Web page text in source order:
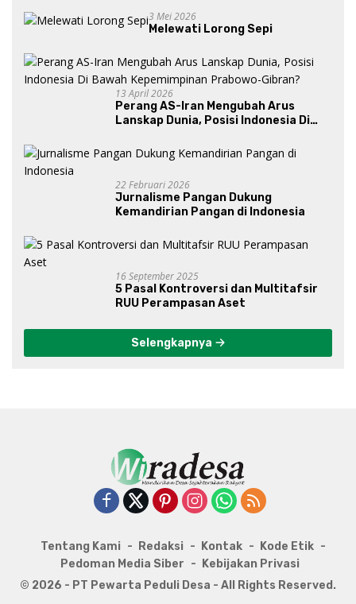
3 Mei 2026
Melewati Lorong Sepi
13 April 2026
Perang AS-Iran Mengubah Arus
Lanskap Dunia, Posisi Indonesia Di
Gibran?
22 Februari 2026
Jurnalisme Pangan Dukung
Kemandirian Pangan di Indonesia
16 September 2025
5 Pasal Kontroversi dan Multitafsir
RUU Perampasan Aset
Selengkapnya
Tentang Kami Redaksi Kontak
Kode Etik
Pedoman Media Siber
Kebijakan Privasi
© 2026 - PT Pewarta Peduli Desa - All Rights Reserved.